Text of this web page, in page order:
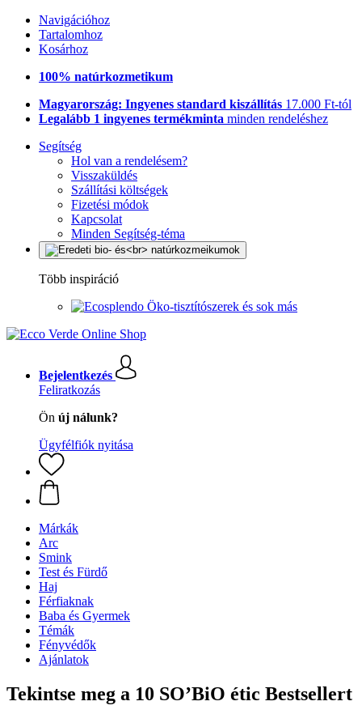
Navigációhoz
Tartalomhoz
Kosárhoz
100% natúrkozmetikum
Magyarország: Ingyenes standard kiszállítás 17.000 Ft-tól
Legalább 1 ingyenes termékminta minden rendeléshez
Segítség
Hol van a rendelésem?
Visszaküldés
Szállítási költségek
Fizetési módok
Kapcsolat
Minden Segítség-téma
Több inspiráció
Öko-tisztítószerek és sok más
Bejelentkezés
Feliratkozás
Ön új nálunk?
Ügyfélfiók nyitása
Márkák
Arc
Smink
Test és Fürdő
Haj
Férfiaknak
Baba és Gyermek
Témák
Fényvédők
Ajánlatok
Tekintse meg a 10 SO’BiO étic Bestsellert